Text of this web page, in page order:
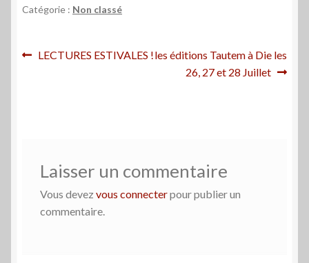
Catégorie : Non classé
Navigation
Article
LECTURES ESTIVALES !Article
suivant :
les éditions Tautem à Die les
26, 27 et 28 Juillet
Laisser un commentaire
Vous devez vous connecterpour publier un
commentaire.